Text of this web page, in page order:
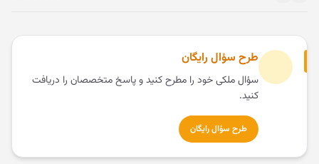
طرح سؤال رایگان
سؤال ملکی خود را مطرح کنید و پاسخ متخصصان را دریافت
کنید.
طرح سؤال رایگان